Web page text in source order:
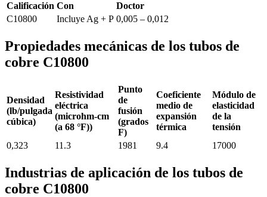
Calificación Con
Doctor
C10800
Incluye Ag + P 0,005 – 0,012
Propiedades mecánicas de los tubos de
cobre C10800
Densidad
(lb/pulgada
cúbica)
Resistividad
eléctrica
(microhm-cm
(a 68 °F))
Punto
de
fusión
(grados
F)
Coeficiente
medio de
expansión
térmica
Módulo de
elasticidad
de la
tensión
0,323
11.3 1981 9.4 17000
Industrias de aplicación de los tubos de
cobre C10800